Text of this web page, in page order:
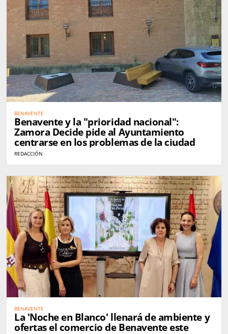
BENAVENTE
Benavente y la "prioridad nacional":
Zamora Decide pide al Ayuntamiento
centrarse en los problemas de la ciudad
REDACCIÓN
BENAVENTE
La 'Noche en Blanco' llenará de ambiente y
ofertas el comercio de Benavente este